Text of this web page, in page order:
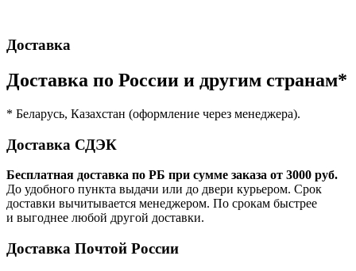
Доставка
Доставка по России и другим странам*
* Беларусь, Казахстан (оформление через менеджера).
Доставка СДЭК
Бесплатная доставка по РБ при сумме заказа от 3000 руб.
До удобного пункта выдачи или до двери курьером. Срок
доставки вычитывается менеджером. По срокам быстрее
и выгоднее любой другой доставки.
Доставка Почтой России